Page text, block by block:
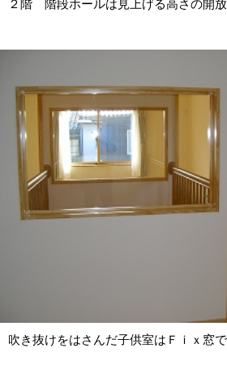
２階 階段ホールは見上げる高さの開
吹き抜けをはさんだ子供室はＦｉｘ窓